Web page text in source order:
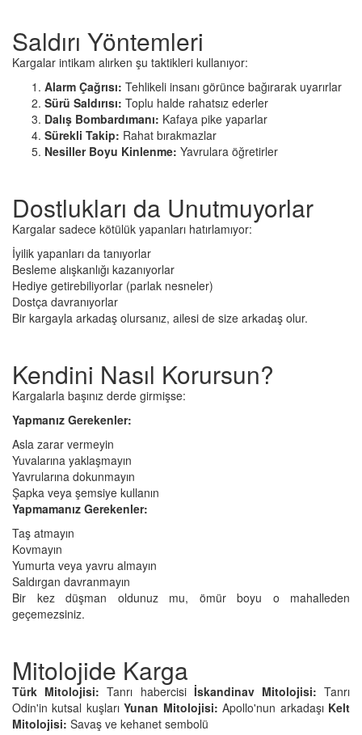
Saldırı Yöntemleri
Kargalar intikam alırken şu taktikleri kullanıyor:
Alarm Çağrısı: Tehlikeli insanı görünce bağırarak uyarırlar
Sürü Saldırısı: Toplu halde rahatsız ederler
Dalış Bombardımanı: Kafaya pike yaparlar
Sürekli Takip: Rahat bırakmazlar
Nesiller Boyu Kinlenme: Yavrulara öğretirler
Dostlukları da Unutmuyorlar
Kargalar sadece kötülük yapanları hatırlamıyor:
İyilik yapanları da tanıyorlar
Besleme alışkanlığı kazanıyorlar
Hediye getirebiliyorlar (parlak nesneler)
Dostça davranıyorlar
Bir kargayla arkadaş olursanız, ailesi de size arkadaş olur.
Kendini Nasıl Korursun?
Kargalarla başınız derde girmişse:
Yapmanız Gerekenler:
Asla zarar vermeyin
Yuvalarına yaklaşmayın
Yavrularına dokunmayın
Şapka veya şemsiye kullanın
Yapmamanız Gerekenler:
Taş atmayın
Kovmayın
Yumurta veya yavru almayın
Saldırgan davranmayın
Bir kez düşman oldunuz mu, ömür boyu o mahalleden
geçemezsiniz.
Mitolojide Karga
Türk Mitolojisi: Tanrı habercisi İskandinav Mitolojisi: Tanrı
Odin'in kutsal kuşlarıYunan Mitolojisi: Apollo'nun arkadaşı Kelt
Mitolojisi: Savaş ve kehanet sembolü